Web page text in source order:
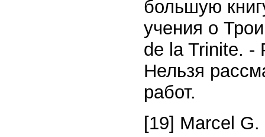
большую
учения о
de la Trinite. -
Нельзя
работ.
[19] Marcel